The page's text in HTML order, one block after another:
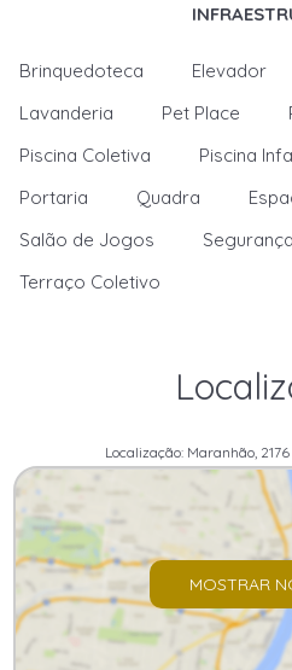
Brinquedoteca Elevador
Lavanderia
Pet Place
Piscina Coletiva
Piscina
Portaria
Quadra
Salão de Jogos
Terraço Coletivo
Localização: Maranhão,
MOSTRAR